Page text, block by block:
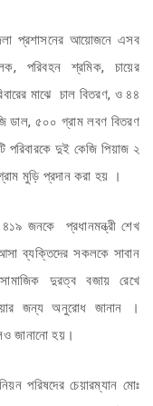
প্রশাসনের আয়োজনে এসব
পরিবহন শ্রমিক, চায়ের
মাঝে চাল বিতরণ, ও ৪৪
ডাল, ৫০০ গ্রাম লবণ বিতরণ
দুই কেজি পিয়াজ ২
মুড়ি প্রদান করা হয় ।
৪১৯ জনকে প্রধানমন্ত্রী শেখ
ব্যক্তিদের সকলকে সাবান
দুরত্ব বজায় রেখে
জন্য অনুরোধ জানান ।
জানানো হয়।
পরিষদের চেয়ারম্যান মোঃ